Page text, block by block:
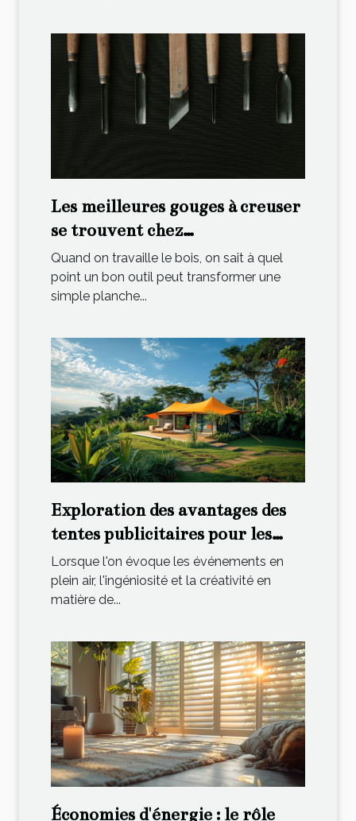
Les meilleures gouges à creuser
se trouvent chez
ThéoTopOutils !
Quand on travaille le bois, on sait à quel
point un bon outil peut transformer une
simple planche...
Exploration des avantages des
tentes publicitaires pour les
événements extérieurs
Lorsque l'on évoque les événements en
plein air, l'ingéniosité et la créativité en
matière de...
Économies d'énergie : le rôle